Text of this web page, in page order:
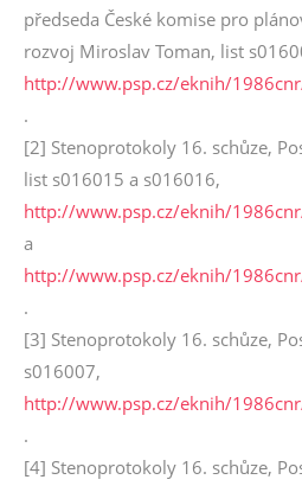
předseda České komise pro
rozvoj Miroslav Toman, list
http://www.psp.cz/eknih/
.
[2] Stenoprotokoly 16. schůze,
list s016015 a s016016,
http://www.psp.cz/eknih/
a
http://www.psp.cz/eknih/
.
[3] Stenoprotokoly 16. schůze,
s016007,
http://www.psp.cz/eknih/
.
[4] Stenoprotokoly 16. schůze,